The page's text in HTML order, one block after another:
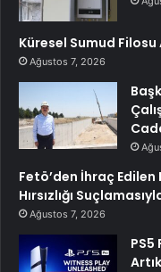
Küresel Sumud
Ağustos 7, 2026
Fetö’den İhraç Edilen
Hırsızlığı
Ağustos 7, 2026
PS5